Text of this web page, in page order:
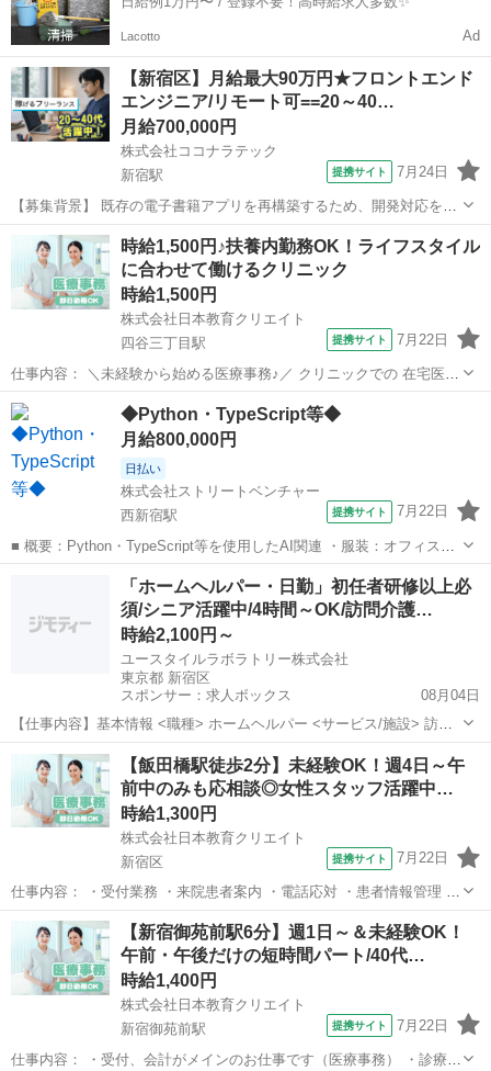
Lacotto Ad
【新宿区】月給最大90万円★フロントエンド
エンジニア/リモート可==20～40…
月給700,000円
株式会社ココナラテック
新宿駅
提携サイト 7月24日
【募集背景】 既存の電子書籍アプリを再構築するため、開発対応を行
います。 【作業内容】 Ruby、JavaScript、Vue.jsを用いて既存アプリ
の開発対応をメインに行います。 【求める人物像】 【ポジションの魅
力...
東京 新宿区 新宿駅 プログラマー
時給1,500円♪扶養内勤務OK！ライフスタイル
に合わせて働けるクリニック
時給1,500円
株式会社日本教育クリエイト
四谷三丁目駅
提携サイト 7月22日
仕事内容： ＼未経験から始める医療事務♪／ クリニックでの 在宅医療
を支えるお仕事です。 【お仕事内容】 ・患者様の受付、ご案内 ・お
会計対応 ・電話対応 ・電子カルテへの入力 ・レセプト業務 ・書類作
成 ・備品の発注、管...
東京 データ入力
◆Python・TypeScript等◆
月給800,000円
日払い
株式会社ストリートベンチャー
西新宿駅
提携サイト 7月22日
■ 概要：Python・TypeScript等を使用したAI関連 ・服装：オフィスカ
ジュアル ・貸与：PC貸与あり ■ スキル：必須スキル ・ソフトウェア
エンジニアリングの経験3年以上 ・Typescriptを用いた開発経...
プログラマー
「ホームヘルパー・日勤」初任者研修以上必
須/シニア活躍中/4時間～OK/訪問介護…
時給2,100円～
ユースタイルラボラトリー株式会社
東京都 新宿区
スポンサー：求人ボックス
08月04日
【仕事内容】基本情報 <職種> ホームヘルパー <サービス/施設> 訪問
介護 お仕事内容 ご高齢の方や体が不自由なご利用者のご自宅に訪問
し、ご自宅での生活を支援するお仕事です。 <仕事内容> 生活援助:食
事の準備、ごみ捨て、買い物...
アルバイト・パート
【飯田橋駅徒歩2分】未経験OK！週4日～午
前中のみも応相談◎女性スタッフ活躍中…
時給1,300円
株式会社日本教育クリエイト
新宿区
提携サイト 7月22日
仕事内容： ・受付業務 ・来院患者案内 ・電話応対 ・患者情報管理 ・
会計 ・診療補助 ・書類作成 アピールポイント①： ☆★未経験OK！異
業種からのチャレンジ応援☆★ 資格・経験不問◎ブランクOK！ 手に
職つけて安定♪ ...
東京 新宿区 データ入力
【新宿御苑前駅6分】週1日～＆未経験OK！
午前・午後だけの短時間パート/40代…
時給1,400円
株式会社日本教育クリエイト
新宿御苑前駅
提携サイト 7月22日
仕事内容： ・受付、会計がメインのお仕事です（医療事務） ・診療助